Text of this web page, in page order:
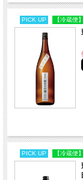
PICK UP 【冷蔵便】
PICK UP 【冷蔵便】